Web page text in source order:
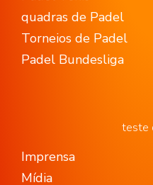
quadras de Padel
Torneios de Padel
Padel Bundesliga
teste
Imprensa
Mídia